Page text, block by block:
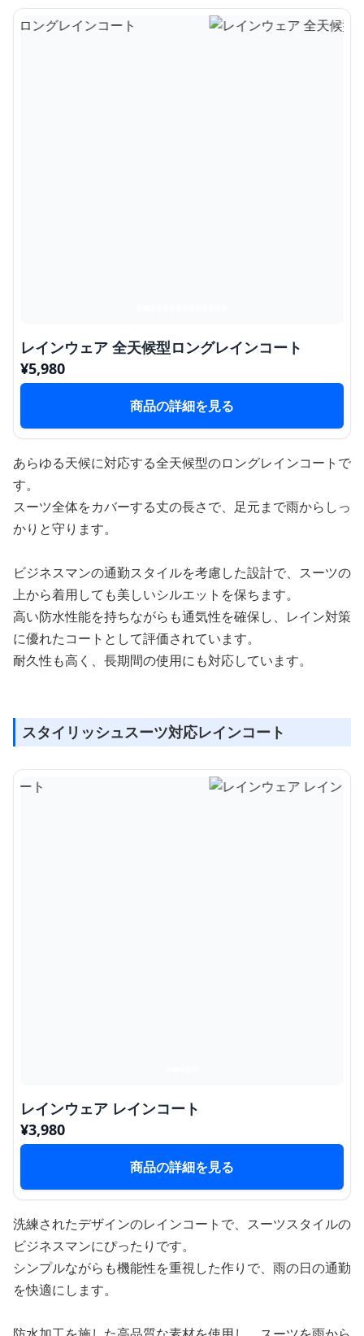
レインウェア 全天候型ロングレインコート
¥5,980
商品の詳細を見る
あらゆる天候に対応する全天候型のロングレインコートで
す。
スーツ全体をカバーする丈の長さで、足元まで雨からしっ
かりと守ります。
ビジネスマンの通勤スタイルを考慮した設計で、スーツの
上から着用しても美しいシルエットを保ちます。
高い防水性能を持ちながらも通気性を確保し、レイン対策
に優れたコートとして評価されています。
耐久性も高く、長期間の使用にも対応しています。
スタイリッシュスーツ対応レインコート
レインウェア レインコート
¥3,980
商品の詳細を見る
洗練されたデザインのレインコートで、スーツスタイルの
ビジネスマンにぴったりです。
シンプルながらも機能性を重視した作りで、雨の日の通勤
を快適にします。